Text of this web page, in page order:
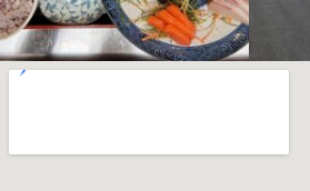
4月 23